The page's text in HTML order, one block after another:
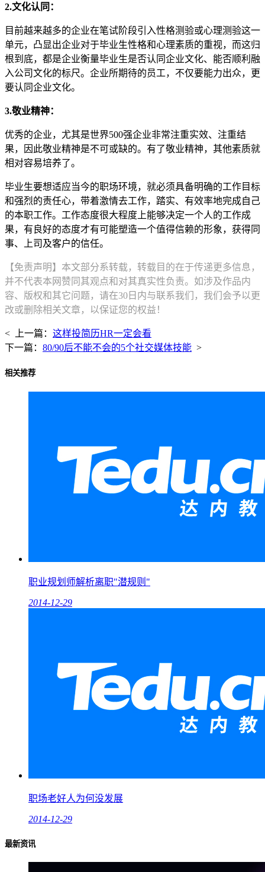
2.文化认同：
目前越来越多的企业在笔试阶段引入性格测验或心理测验这一
单元，凸显出企业对于毕业生性格和心理素质的重视，而这归
根到底，都是企业衡量毕业生是否认同企业文化、能否顺利融
入公司文化的标尺。企业所期待的员工，不仅要能力出众，更
要认同企业文化。
3.敬业精神：
优秀的企业，尤其是世界500强企业非常注重实效、注重结
果，因此敬业精神是不可或缺的。有了敬业精神，其他素质就
相对容易培养了。
毕业生要想适应当今的职场环境，就必须具备明确的工作目标
和强烈的责任心，带着激情去工作，踏实、有效率地完成自己
的本职工作。工作态度很大程度上能够决定一个人的工作成
果，有良好的态度才有可能塑造一个值得信赖的形象，获得同
事、上司及客户的信任。
【免责声明】本文部分系转载，转载目的在于传递更多信息，
并不代表本网赞同其观点和对其真实性负责。如涉及作品内
容、版权和其它问题，请在30日内与联系我们，我们会予以更
改或删除相关文章，以保证您的权益！
< 上一篇： 这样投简历HR一定会看
下一篇： 80/90后不能不会的5个社交媒体技能 >
相关推荐
职业规划师解析离职"潜规则"
2014-12-29
职场老好人为何没发展
2014-12-29
最新资讯